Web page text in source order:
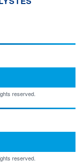
VEILLE
reserved.
reserved.